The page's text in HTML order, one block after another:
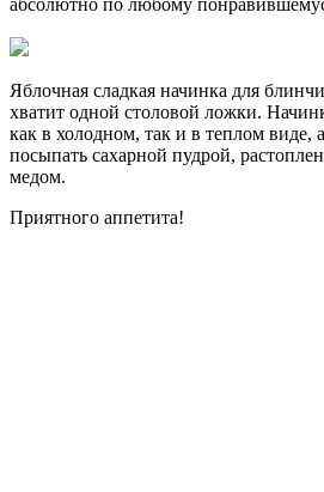
абсолютно по любому
Яблочная сладкая начинка для
хватит одной столовой ложки.
как в холодном, так и в теплом
посыпать сахарной пудрой,
медом.
Приятного аппетита!